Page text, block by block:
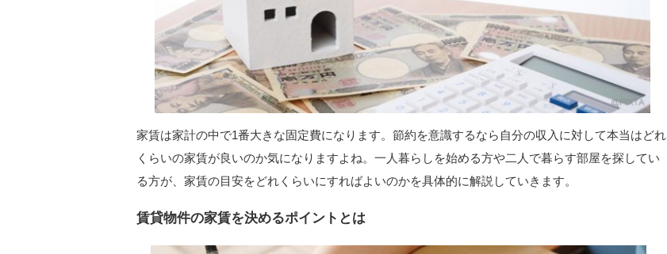
家賃は家計の中で1番大きな固定費になります。節約を意識するなら自分の収入に対して本当はどれ
くらいの家賃が良いのか気になりますよね。一人暮らしを始める方や二人で暮らす部屋を探してい
る方が、家賃の目安をどれくらいにすればよいのかを具体的に解説していきます。
賃貸物件の家賃を決めるポイントとは